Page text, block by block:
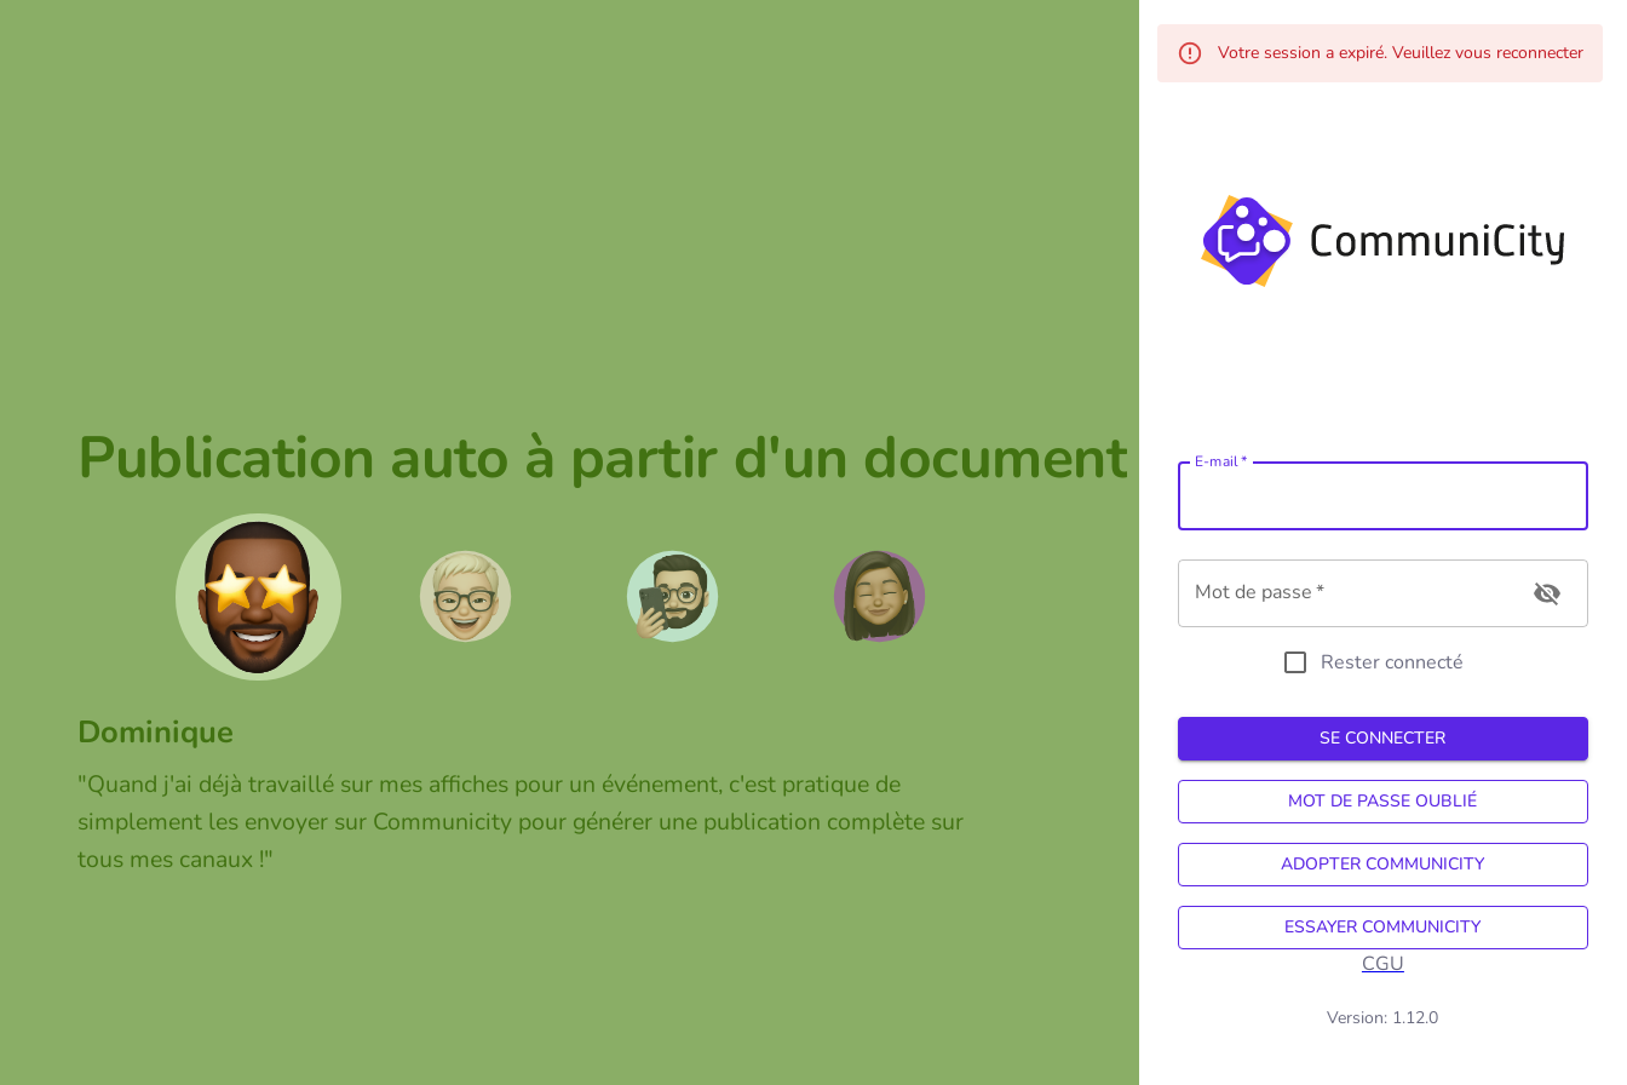
Votre session a expiré. Veuillez vous reconnecter
Publication auto à partir d'un document
Dominique
"Quand j'ai déjà travaillé sur mes affiches pour un événement, c'est pratique de
simplement les envoyer sur Communicity pour générer une publication complète sur
tous mes canaux !"
E-mail*
Mot de passe*
Rester connecté
SE CONNECTER
MOT DE PASSE OUBLIÉ
ADOPTER COMMUNICITY
ESSAYER COMMUNICITY
CGU
Version: 1.12.0